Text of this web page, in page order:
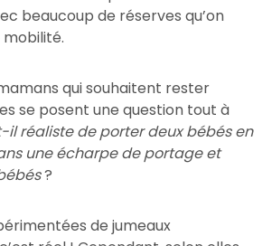
beaucoup de réserves qu’on
qui souhaitent rester
se posent une question tout à
il réaliste de porter deux bébés en
une écharpe de portage et
?
de jumeaux